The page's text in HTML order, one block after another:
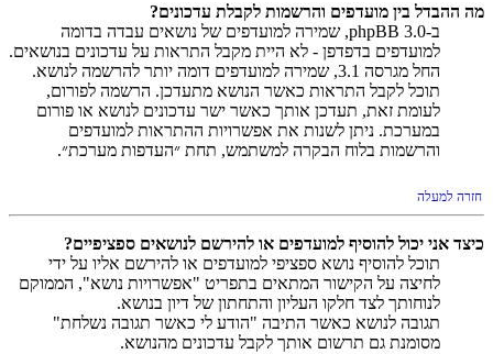
מה ההבדל בין מועדפים והרשמות לקבלת עדכונים?
ב-phpBB 3.0, שמירה למועדפים של נושאים עבדה בדומה
למועדפים בדפדפן - לא היית מקבל התראות על עדכונים בנושאים.
החל מגרסה 3.1, שמירה למועדפים דומה יותר להרשמה לנושא.
תוכל לקבל התראות כאשר הנושא מתעדכן. הרשמה לפורום,
לעומת זאת, תעדכן אותך כאשר ישר עדכונים לנושא או פורום
במערכת. ניתן לשנות את אפשרויות ההתראות למועדפים
והרשמות בלוח הבקרה למשתמש, תחת ״העדפות מערכת״.
חזרה למעלה
כיצד אני יכול להוסיף למועדפים או להירשם לנושאים ספציפיים?
תוכל להוסיף נושא ספציפי למועדפים או להירשם אליו על ידי
לחיצה על הקישור המתאים בתפריט "אפשרויות נושא", הממוקם
לנוחותך לצד חלקו העליון והתחתון של דיון בנושא.
תגובה לנושא כאשר התיבה "הודע לי כאשר תגובה נשלחת"
מסומנת גם תרשום אותך לקבל עדכונים מהנושא.